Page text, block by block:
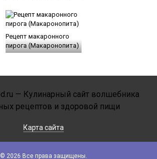
Рецепт макаронного
пирога (Макаронопита)
Карта сайта
© 2026 Все права защищены.